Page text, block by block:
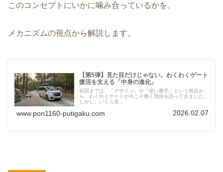
このコンセプトにいかに噛み合っているかを、
メカニズムの視点から解説します。
【第5弾】見た目だけじゃない。わくわくゲート
復活を支える「中身の進化」
前回までは、「デザイン」や「使い勝手」という視点か
ら、わくわくゲートが今こそ輝く理由を語ってきました。
しかし、いくら見...
www.pon1160-putigaku.com 2026.02.07